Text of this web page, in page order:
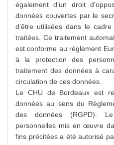
également d’un droit
données couvertes par le
d’être utilisées dans le
traitées. Ce traitement
est conforme au règlement
à la protection des
traitement des données à
circulation de ces données.
Le CHU de Bordeaux est
données au sens du
des données (RGPD).
personnelles mis en œuvre
fins précitées a été autorisé